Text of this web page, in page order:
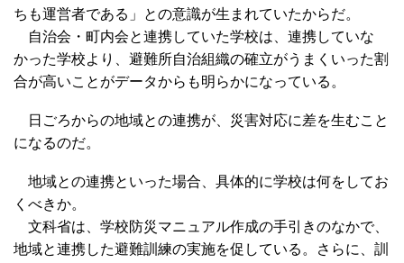
ちも運営者である」との意識が生まれていたからだ。
自治会・町内会と連携していた学校は、連携していな
かった学校より、避難所自治組織の確立がうまくいった割
合が高いことがデータからも明らかになっている。
日ごろからの地域との連携が、災害対応に差を生むこと
になるのだ。
地域との連携といった場合、具体的に学校は何をしてお
くべきか。
文科省は、学校防災マニュアル作成の手引きのなかで、
地域と連携した避難訓練の実施を促している。さらに、訓